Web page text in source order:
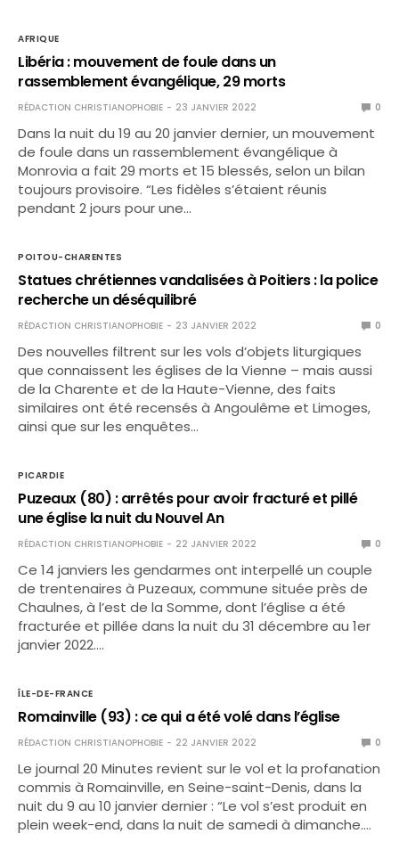
AFRIQUE
Libéria : mouvement de foule dans un
rassemblement évangélique, 29 morts
RÉDACTION CHRISTIANOPHOBIE 23 JANVIER 2022 0
Dans la nuit du 19 au 20 janvier dernier, un mouvement
de foule dans un rassemblement évangélique à
Monrovia a fait 29 morts et 15 blessés, selon un bilan
toujours provisoire. “Les fidèles s’étaient réunis
pendant 2 jours pour une…
POITOU-CHARENTES
Statues chrétiennes vandalisées à Poitiers : la police
recherche un déséquilibré
RÉDACTION CHRISTIANOPHOBIE 23 JANVIER 2022 0
Des nouvelles filtrent sur les vols d’objets liturgiques
que connaissent les églises de la Vienne – mais aussi
de la Charente et de la Haute-Vienne, des faits
similaires ont été recensés à Angoulême et Limoges,
ainsi que sur les enquêtes…
PICARDIE
Puzeaux (80) : arrêtés pour avoir fracturé et pillé
une église la nuit du Nouvel An
RÉDACTION CHRISTIANOPHOBIE 22 JANVIER 2022 0
Ce 14 janviers les gendarmes ont interpellé un couple
de trentenaires à Puzeaux, commune située près de
Chaulnes, à l’est de la Somme, dont l’église a été
fracturée et pillée dans la nuit du 31 décembre au 1er
janvier 2022.…
ÎLE-DE-FRANCE
Romainville (93) : ce qui a été volé dans l’église
RÉDACTION CHRISTIANOPHOBIE 22 JANVIER 2022 0
Le journal 20 Minutes revient sur le vol et la profanation
commis à Romainville, en Seine-saint-Denis, dans la
nuit du 9 au 10 janvier dernier : “Le vol s’est produit en
plein week-end, dans la nuit de samedi à dimanche.…